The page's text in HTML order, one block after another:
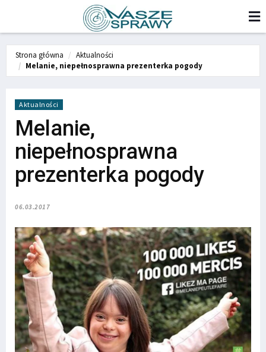
Strona główna
Aktualności
Melanie, niepełnosprawna prezenterka pogody
Aktualności
Melanie,
niepełnosprawna
prezenterka pogody
06.03.2017